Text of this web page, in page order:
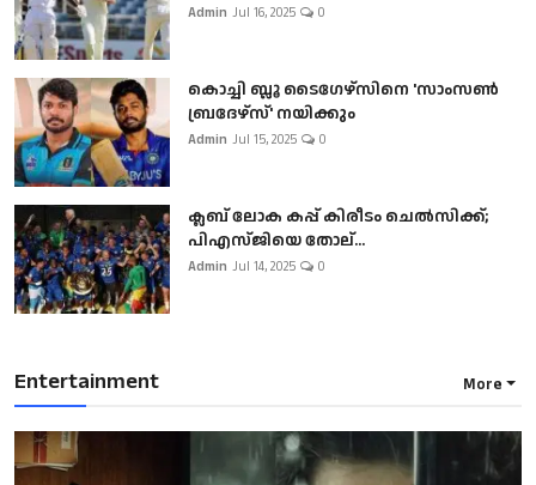
Admin Jul 16, 2025 0
കൊച്ചി ബ്ലൂ ടൈഗേഴ്സിനെ 'സാംസൺ
ബ്രദേഴ്സ്' നയിക്കും
Admin Jul 15, 2025 0
ക്ലബ് ലോക കപ്പ് കിരീടം ചെല്‍സിക്ക്;
പിഎസ്ജിയെ തോല്...
Admin Jul 14, 2025 0
Entertainment More